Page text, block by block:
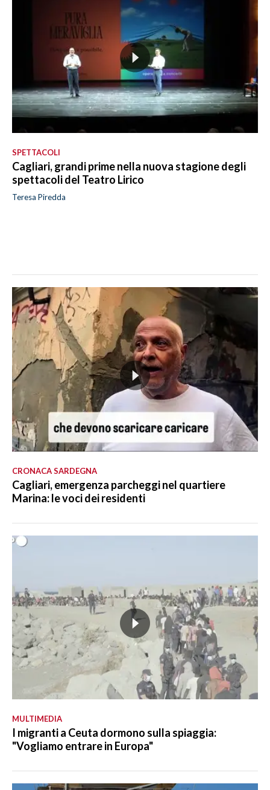
SPETTACOLI
Cagliari, grandi prime nella nuova stagione degli
spettacoli del Teatro Lirico
Teresa Piredda
CRONACA SARDEGNA
Cagliari, emergenza parcheggi nel quartiere
Marina: le voci dei residenti
MULTIMEDIA
I migranti a Ceuta dormono sulla spiaggia:
"Vogliamo entrare in Europa"